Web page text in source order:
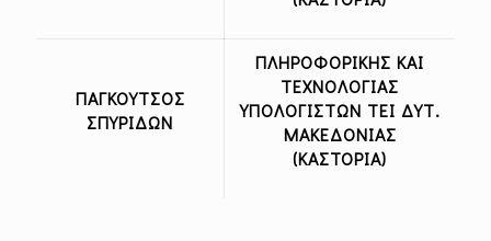
ΠΑΓΚΟΥΤΣΟΣ
ΣΠΥΡΙΔΩΝ
ΠΛΗΡΟΦΟΡΙΚΗΣ ΚΑΙ
ΤΕΧΝΟΛΟΓΙΑΣ
ΥΠΟΛΟΓΙΣΤΩΝ ΤΕΙ ΔΥΤ.
ΜΑΚΕΔΟΝΙΑΣ
(ΚΑΣΤΟΡΙΑ)